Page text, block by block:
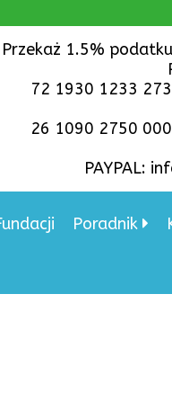
Przekaż 1.5%
72 1930 1233
26 1090 2750
PAYPAL:
Poradnik